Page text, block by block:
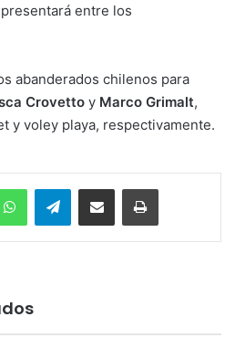
presentará entre los
abanderados chilenos para
Crovetto y Marco Grimalt,
y voley playa, respectivamente.
WhatsAppTelegramEnviar vía email Imprimir